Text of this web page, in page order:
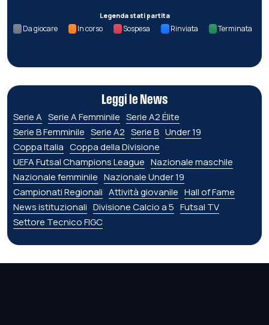
Legenda stati partita
Da giocare In corso Sospesa Rinviata Terminata
Leggi le News
Serie A Serie A Femminile Serie A2 Élite
Serie B Femminile Serie A2 Serie B Under 19
Coppa Italia Coppa della Divisione
UEFA Futsal Champions League Nazionale maschile
Nazionale femminile Nazionale Under 19
Campionati Regionali Attività giovanile Hall of Fame
News istituzionali Divisione Calcio a 5 Futsal TV
Settore Tecnico FIGC